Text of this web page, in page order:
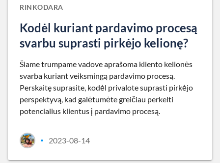
RINKODARA
Kodėl kuriant pardavimo procesą
svarbu suprasti pirkėjo kelionę?
Šiame trumpame vadove aprašoma kliento kelionės
svarba kuriant veiksmingą pardavimo procesą.
Perskaitę suprasite, kodėl privalote suprasti pirkėjo
perspektyvą, kad galėtumėte greičiau perkelti
potencialius klientus į pardavimo procesą.
• 2023-08-14